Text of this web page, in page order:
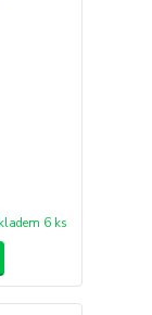
6 ks